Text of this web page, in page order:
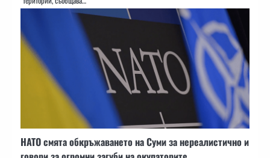
НАТО смята обкръжаването на Суми за нереалистично и